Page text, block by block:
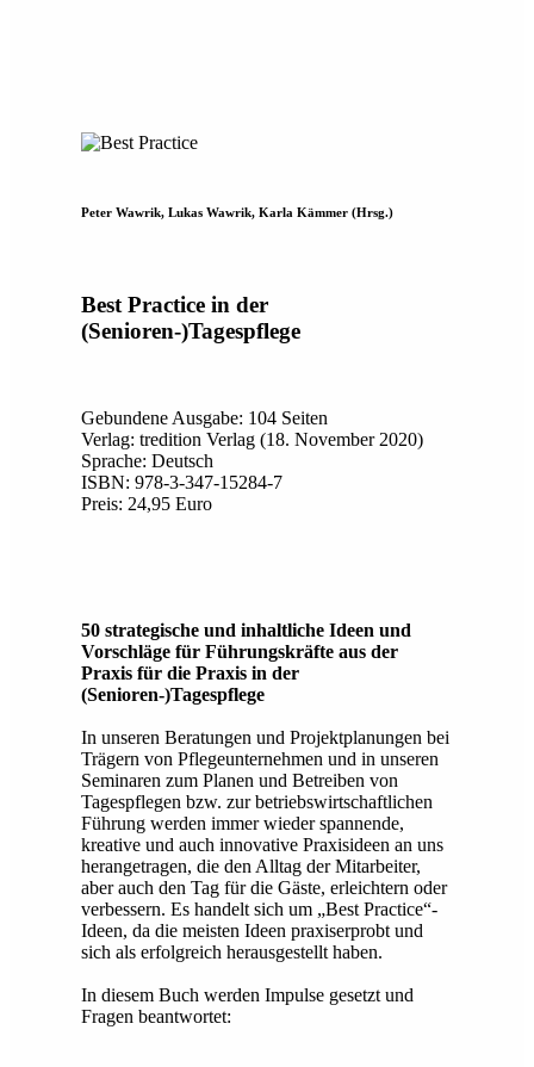
Peter Wawrik, Lukas Wawrik, Karla Kämmer (Hrsg.)
Best Practice in der
(Senioren-)Tagespflege
Gebundene Ausgabe: 104 Seiten
Verlag: tredition Verlag (18. November 2020)
Sprache: Deutsch
ISBN: 978-3-347-15284-7
Preis: 24,95 Euro
50 strategische und inhaltliche Ideen und
Vorschläge für Führungskräfte aus der
Praxis für die Praxis in der
(Senioren-)Tagespflege
In unseren Beratungen und Projektplanungen bei
Trägern von Pflegeunternehmen und in unseren
Seminaren zum Planen und Betreiben von
Tagespflegen bzw. zur betriebswirtschaftlichen
Führung werden immer wieder spannende,
kreative und auch innovative Praxisideen an uns
herangetragen, die den Alltag der Mitarbeiter,
aber auch den Tag für die Gäste, erleichtern oder
verbessern. Es handelt sich um „Best Practice“-
Ideen, da die meisten Ideen praxiserprobt und
sich als erfolgreich herausgestellt haben.
In diesem Buch werden Impulse gesetzt und
Fragen beantwortet: